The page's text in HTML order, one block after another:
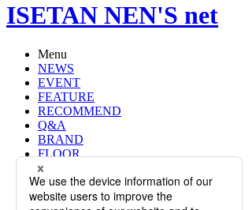
ISETAN NEN'S net
Menu
NEWS
EVENT
FEATURE
RECOMMEND
Q&A
BRAND
FLOOR
RANKING
ONLINE STORE
SERVICE